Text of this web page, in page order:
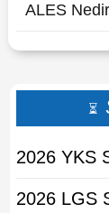
ALES Nedir
⏳
2026 YKS
2026 LGS